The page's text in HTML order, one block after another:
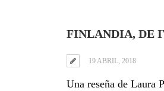
FINLANDIA, DE
19 ABRIL, 2018
Una reseña de Laura